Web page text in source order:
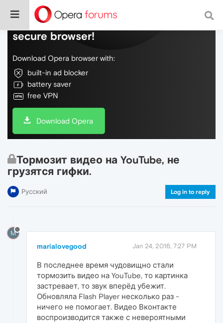
Do more on the web, with a fast and
secure browser!
Download Opera browser with:
built-in ad blocker
battery saver
free VPN
Download Opera
Тормозит видео на YouTube, не
грузятся гифки.
Русский Log in to reply
M
marialovegood Jan 24, 2016, 7:27 PM
В последнее время чудовищно стали
тормозить видео на YouTube, то картинка
застревает, то звук вперёд убежит.
Обновляла Flash Player несколько раз -
ничего не помогает. Видео Вконтакте
воспроизводится также с невероятными